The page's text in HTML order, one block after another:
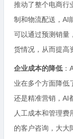
推动了整个电商行
制和物流配送，AI
可以通过预测销量
货情况，从而提高
企业成本的降低
业在多个方面降低
还是精准营销，AI
人工成本和管理
的客户咨询，大大